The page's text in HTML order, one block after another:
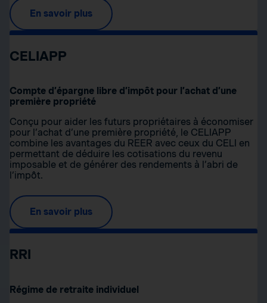
En savoir plus
CELIAPP
Compte d’épargne libre d’impôt pour l’achat d’une
première propriété
Conçu pour aider les futurs propriétaires à économiser
pour l’achat d’une première propriété, le CELIAPP
combine les avantages du REER avec ceux du CELI en
permettant de déduire les cotisations du revenu
imposable et de générer des rendements à l’abri de
l’impôt.
En savoir plus
RRI
Régime de retraite individuel